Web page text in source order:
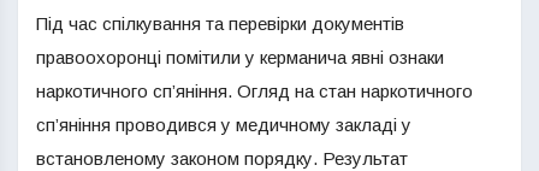
Під час спілкування та перевірки документів
правоохоронці помітили у керманича явні ознаки
наркотичного сп’яніння. Огляд на стан наркотичного
сп’яніння проводився у медичному закладі у
встановленому законом порядку. Результат